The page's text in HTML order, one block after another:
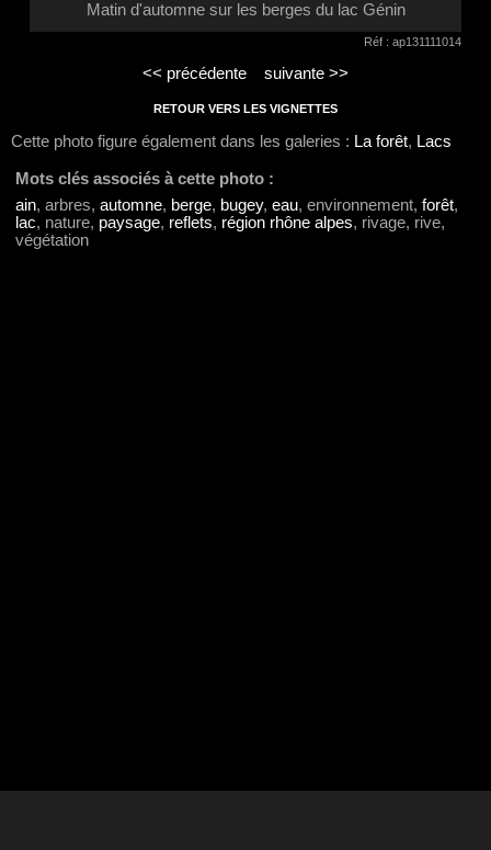
Matin d'automne sur les berges du lac Génin
Réf : ap131111014
<< précédente suivante >>
RETOUR VERS LES VIGNETTES
Cette photo figure également dans les galeries : La forêt, Lacs
Mots clés associés à cette photo :
ain, arbres, automne, berge, bugey, eau, environnement, forêt,
lac, nature, paysage, reflets, région rhône alpes, rivage, rive,
végétation